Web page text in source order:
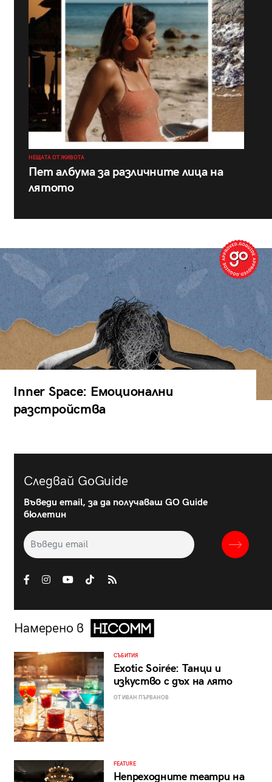
НЕЩАТА ОТ ЖИВОТА
Пет албума за различните лица на
лятото
Inner Space: Емоционални
разстройства
Следвай GoGuide
Въведи email, за да получаваш GO Guide
бюлетин
Намерено в
СЪБИТИЯ
Exotic Soirée: Танци и
изкуство с дъх на лято
ОТ ИВАН ПЪРВАНОВ
FEATURE
Непреходните театри на